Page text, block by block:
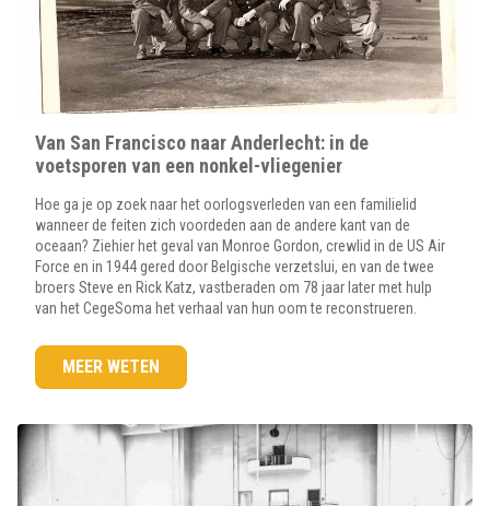
Van San Francisco naar Anderlecht: in de
voetsporen van een nonkel-vliegenier
Hoe ga je op zoek naar het oorlogsverleden van een familielid
wanneer de feiten zich voordeden aan de andere kant van de
oceaan? Ziehier het geval van Monroe Gordon, crewlid in de US Air
Force en in 1944 gered door Belgische verzetslui, en van de twee
broers Steve en Rick Katz, vastberaden om 78 jaar later met hulp
van het CegeSoma het verhaal van hun oom te reconstrueren.
MEER WETEN